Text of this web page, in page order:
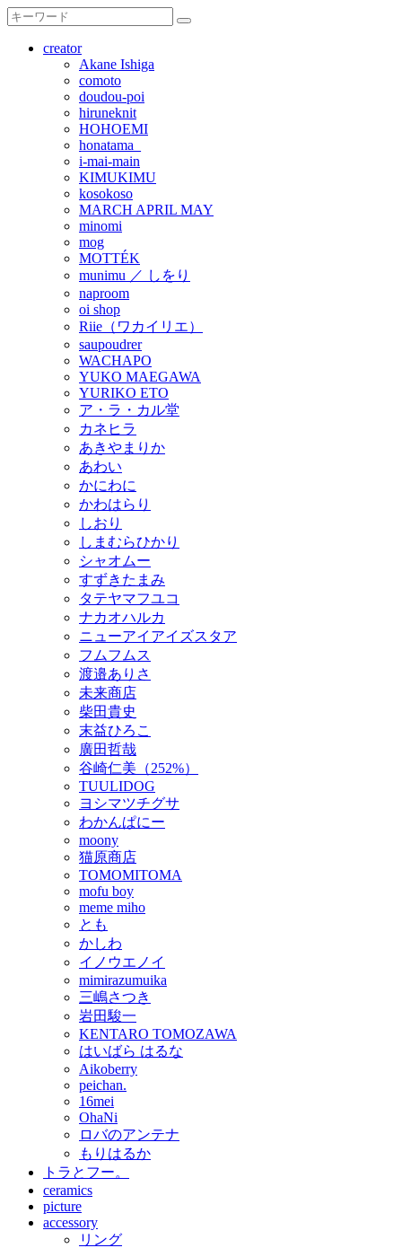
creator
Akane Ishiga
comoto
doudou-poi
hiruneknit
HOHOEMI
honatama_
i-mai-main
KIMUKIMU
kosokoso
MARCH APRIL MAY
minomi
mog
MOTTÉK
munimu ／ しをり
naproom
oi shop
Riie（ワカイリエ）
saupoudrer
WACHAPO
YUKO MAEGAWA
YURIKO ETO
ア・ラ・カル堂
カネヒラ
あきやまりか
あわい
かにわに
かわはらり
しおり
しまむらひかり
シャオムー
すずきたまみ
タテヤマフユコ
ナカオハルカ
ニューアイアイズスタア
フムフムス
渡邉ありさ
未来商店
柴田貴史
末益ひろこ
廣田哲哉
谷崎仁美（252%）
TUULIDOG
ヨシマツチグサ
わかんぱにー
moony
猫原商店
TOMOMITOMA
mofu boy
meme miho
とも
かしわ
イノウエノイ
mimirazumuika
三嶋さつき
岩田駿一
KENTARO TOMOZAWA
はいばら はるな
Aikoberry
peichan.
16mei
OhaNi
ロバのアンテナ
もりはるか
トラとフー。
ceramics
picture
accessory
リング